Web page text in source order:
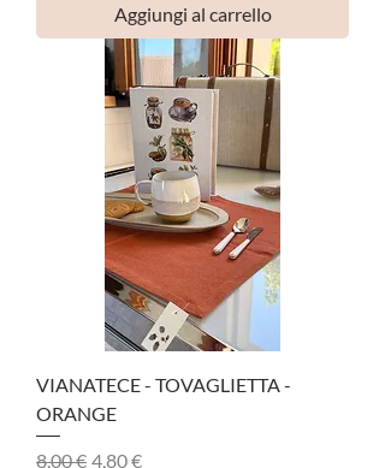
Aggiungi al carrello
VIANATECE - TOVAGLIETTA -
ORANGE
Prezzo regolare
8,00 € Prezzo scontato
4,80 €